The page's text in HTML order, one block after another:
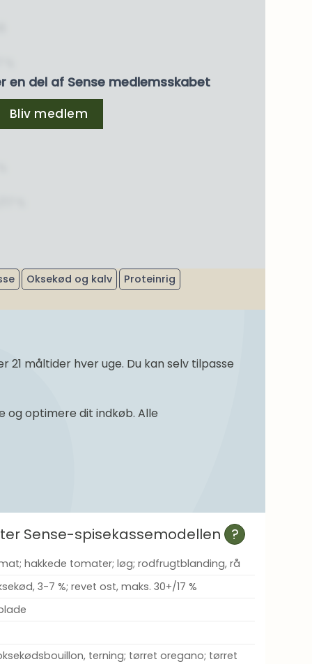
en del af Sense medlemsskabet
Bliv medlem
Oksekød og kalv Proteinrig
måltider hver uge. Du kan selv tilpasse
optimere dit indkøb. Alle
Sense-spisekassemodellen ?
hakkede tomater; løg; rodfrugtblanding, rå
3-7 %; revet ost, maks. 30+/17 %
terning; tørret oregano; tørret